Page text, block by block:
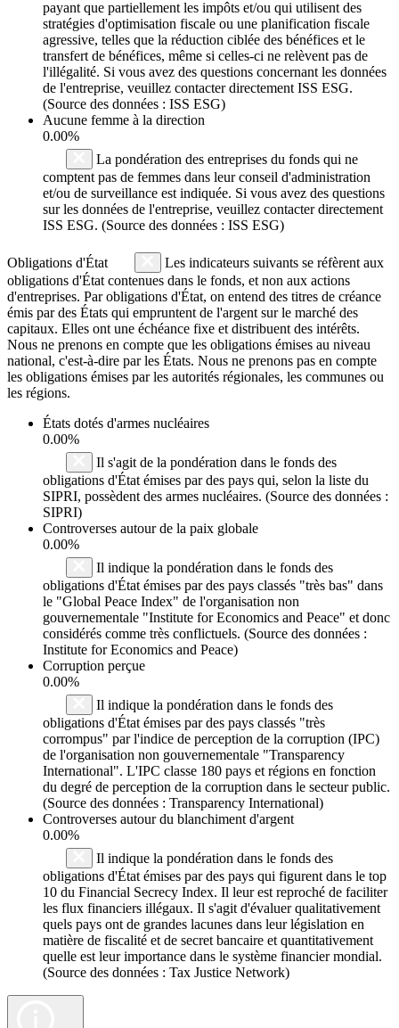
payant que partiellement les impôts et/ou qui utilisent des
stratégies d'optimisation fiscale ou une planification fiscale
agressive, telles que la réduction ciblée des bénéfices et le
transfert de bénéfices, même si celles-ci ne relèvent pas de
l'illégalité. Si vous avez des questions concernant les données
de l'entreprise, veuillez contacter directement ISS ESG.
(Source des données : ISS ESG)
Aucune femme à la direction
0.00%
La pondération des entreprises du fonds qui ne
comptent pas de femmes dans leur conseil d'administration
et/ou de surveillance est indiquée. Si vous avez des questions
sur les données de l'entreprise, veuillez contacter directement
ISS ESG. (Source des données : ISS ESG)
Obligations d'État
Les indicateurs suivants se réfèrent aux
obligations d'État contenues dans le fonds, et non aux actions
d'entreprises. Par obligations d'État, on entend des titres de créance
émis par des États qui empruntent de l'argent sur le marché des
capitaux. Elles ont une échéance fixe et distribuent des intérêts.
Nous ne prenons en compte que les obligations émises au niveau
national, c'est-à-dire par les États. Nous ne prenons pas en compte
les obligations émises par les autorités régionales, les communes ou
les régions.
États dotés d'armes nucléaires
0.00%
Il s'agit de la pondération dans le fonds des
obligations d'État émises par des pays qui, selon la liste du
SIPRI, possèdent des armes nucléaires. (Source des données :
SIPRI)
Controverses autour de la paix globale
0.00%
Il indique la pondération dans le fonds des
obligations d'État émises par des pays classés "très bas" dans
le "Global Peace Index" de l'organisation non
gouvernementale "Institute for Economics and Peace" et donc
considérés comme très conflictuels. (Source des données :
Institute for Economics and Peace)
Corruption perçue
0.00%
Il indique la pondération dans le fonds des
obligations d'État émises par des pays classés "très
corrompus" par l'indice de perception de la corruption (IPC)
de l'organisation non gouvernementale "Transparency
International". L'IPC classe 180 pays et régions en fonction
du degré de perception de la corruption dans le secteur public.
(Source des données : Transparency International)
Controverses autour du blanchiment d'argent
0.00%
Il indique la pondération dans le fonds des
obligations d'État émises par des pays qui figurent dans le top
10 du Financial Secrecy Index. Il leur est reproché de faciliter
les flux financiers illégaux. Il s'agit d'évaluer qualitativement
quels pays ont de grandes lacunes dans leur législation en
matière de fiscalité et de secret bancaire et quantitativement
quelle est leur importance dans le système financier mondial.
(Source des données : Tax Justice Network)